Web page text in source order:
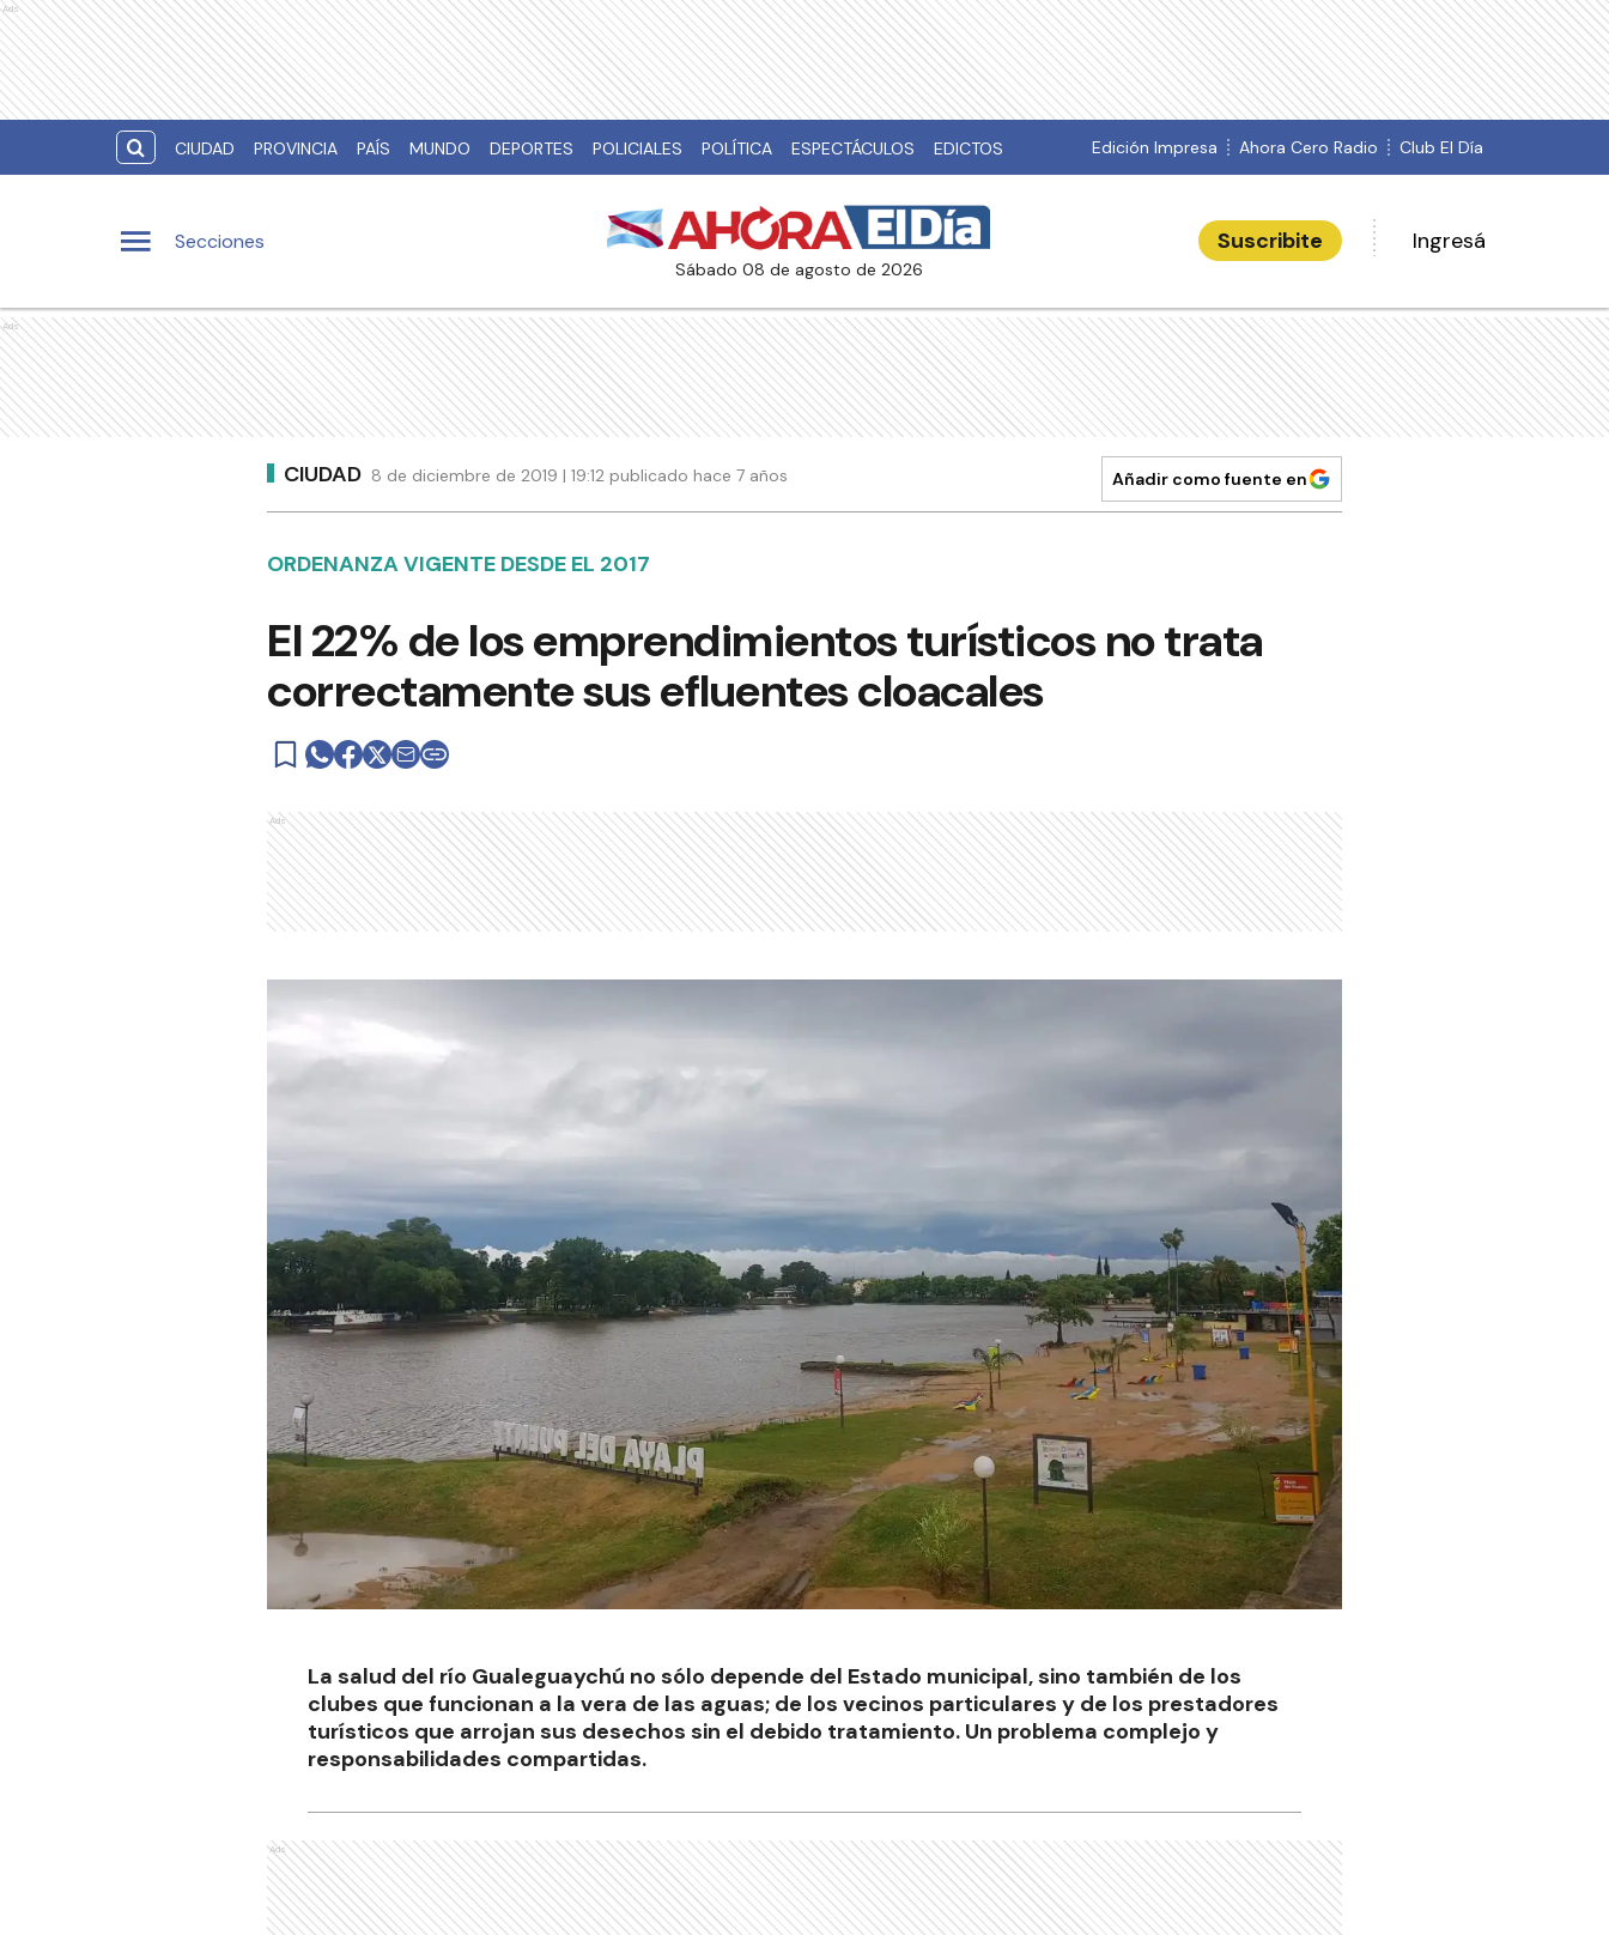
Ads
CIUDAD PROVINCIA PAÍS MUNDO DEPORTES POLICIALES POLÍTICA ESPECTÁCULOS EDICTOS Edición Impresa Ahora Cero Radio Club El Día
Secciones
sábado 08 de agosto de 2026
Suscribite Ingresá
Ads
CIUDAD 8 de diciembre de 2019 | 19:12 publicado hace 7 años Añadir como fuente en
ORDENANZA VIGENTE DESDE EL 2017
El 22% de los emprendimientos turísticos no trata
correctamente sus efluentes cloacales
Ads
La salud del río Gualeguaychú no sólo depende del Estado municipal, sino también de los
clubes que funcionan a la vera de las aguas; de los vecinos particulares y de los prestadores
turísticos que arrojan sus desechos sin el debido tratamiento. Un problema complejo y
responsabilidades compartidas.
Ads